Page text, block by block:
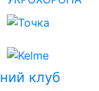
клуб